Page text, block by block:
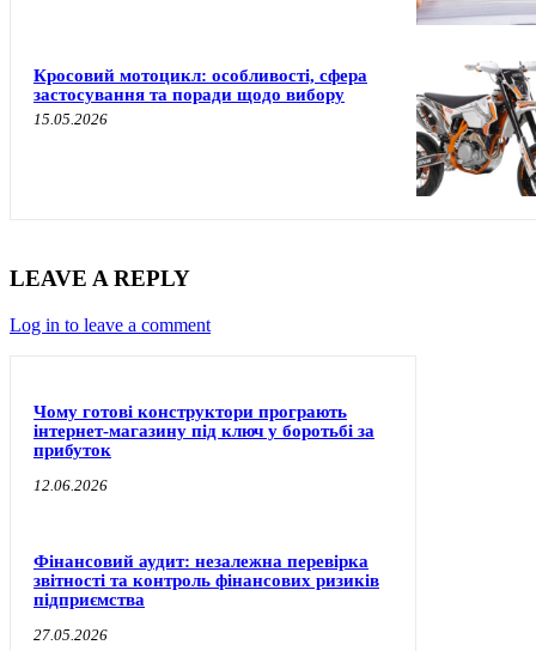
Кросовий мотоцикл: особливості, сфера
застосування та поради щодо вибору
15.05.2026
LEAVE A REPLY
Log in to leave a comment
Чому готові конструктори програють
інтернет-магазину під ключ у боротьбі за
прибуток
12.06.2026
Фінансовий аудит: незалежна перевірка
звітності та контроль фінансових ризиків
підприємства
27.05.2026